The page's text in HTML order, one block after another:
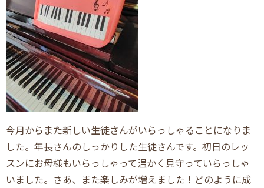
今月からまた新しい生徒さんがいらっしゃることになりま
した。年長さんのしっかりした生徒さんです。初日のレッ
スンにお母様もいらっしゃって温かく見守っていらっしゃ
いました。さあ、また楽しみが増えました！どのように成